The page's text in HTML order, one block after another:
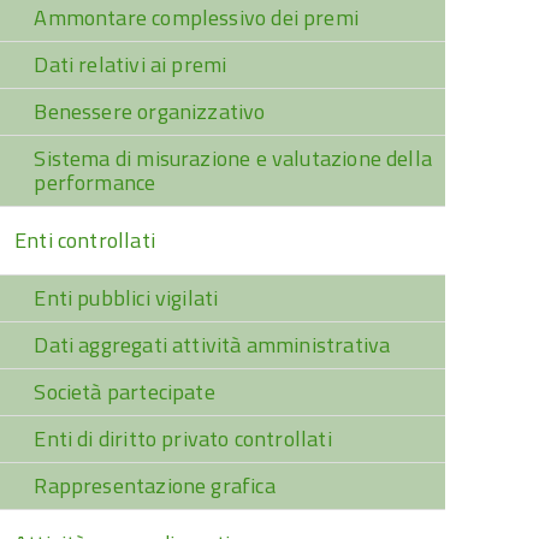
Ammontare complessivo dei premi
Dati relativi ai premi
Benessere organizzativo
Sistema di misurazione e valutazione della
performance
Enti controllati
Enti pubblici vigilati
Dati aggregati attività amministrativa
Società partecipate
Enti di diritto privato controllati
Rappresentazione grafica